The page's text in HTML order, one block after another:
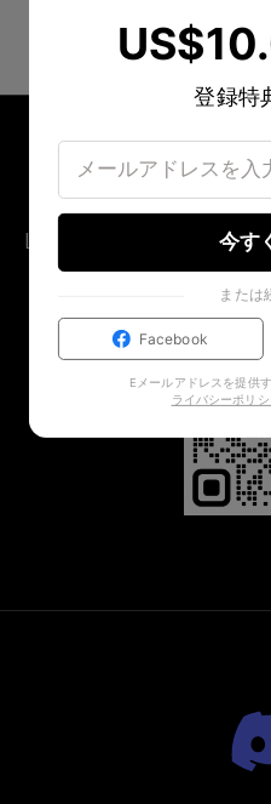
LINE
LINE限定 新作先行公開
登録特
今す
または
Facebook
Eメールアドレスを提供
ライバシーポリシ